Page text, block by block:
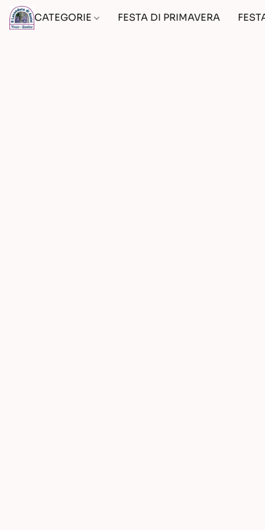
CATEGORIE FESTA DI PRIMAVERA